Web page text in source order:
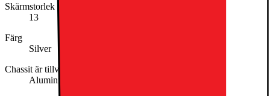
Skärmstorlek (tum)
13
Färg
Silver
Chassit är tillverkat av
Aluminium